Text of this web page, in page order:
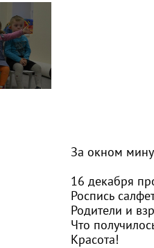
За окном
16 декабря
Роспись
Родители и
Что
Красота!